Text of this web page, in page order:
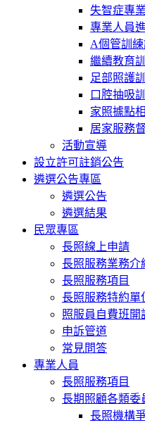
失智症專
專業人員
A個管訓
繼續教育
足部照護
口腔抽吸
家照據點
居家服務
活動宣導
設立許可註銷公告
遴選公告專區
遴選公告
遴選結果
民眾專區
長照線上申請
長照服務業務介
長照服務項目
長照服務特約單
照服員自費班開
申訴管道
常見問答
專業人員
長照服務項目
長期照顧各類委
長照機構